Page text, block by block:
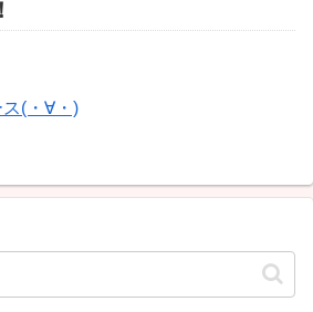
(・∀・)